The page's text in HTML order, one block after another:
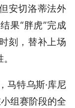
安切洛蒂法外
果“胖虎”完成
刻，替补上场
马特乌斯·库尼
组赛阶段的全